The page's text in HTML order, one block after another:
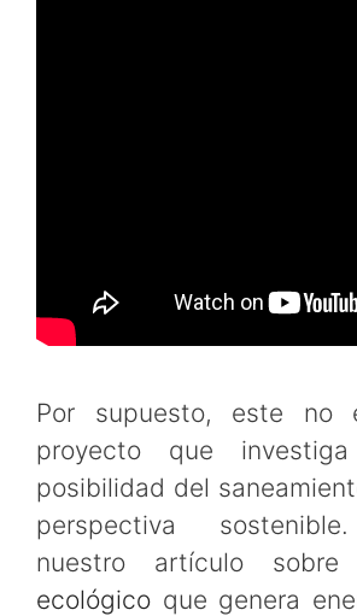
Por supuesto, este no
proyecto que
posibilidad del
perspectiva
nuestro artículo
ecológico que genera